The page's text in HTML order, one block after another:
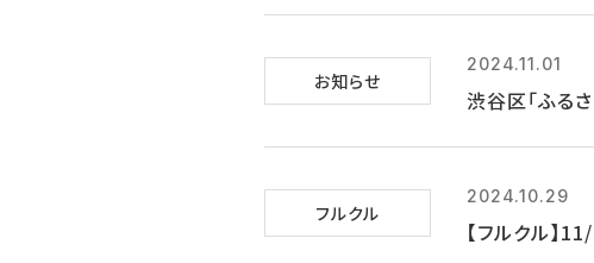
お知らせ
2024.11.01
渋谷区「ふる
フルクル
2024.10.29
【フルクル】